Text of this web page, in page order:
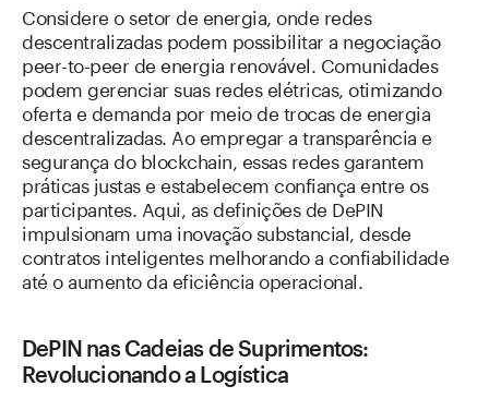
Considere o setor de energia, onde redes
descentralizadas podem possibilitar a negociação
peer-to-peer de energia renovável. Comunidades
podem gerenciar suas redes elétricas, otimizando
oferta e demanda por meio de trocas de energia
descentralizadas. Ao empregar a transparência e
segurança do blockchain, essas redes garantem
práticas justas e estabelecem confiança entre os
participantes. Aqui, as definições de DePIN
impulsionam uma inovação substancial, desde
contratos inteligentes melhorando a confiabilidade
até o aumento da eficiência operacional.
DePIN nas Cadeias de Suprimentos:
Revolucionando a Logística